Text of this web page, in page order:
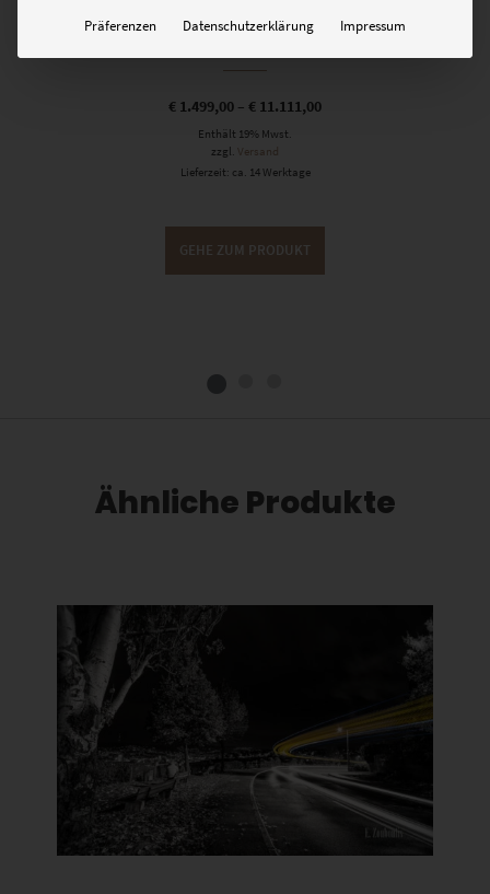
Light
€ 1.499,00 –€ 11.111,00
Enthält 19% Mwst.
zzgl.
Versand
Lieferzeit: ca. 14 Werktage
GEHE ZUM PRODUKT
Ähnliche Produkte
Dieses Produkt weist mehrere Varianten auf. Die Optionen können auf der Produktseite gewählt werden
Präferenzen Datenschutzerklärung Impressum